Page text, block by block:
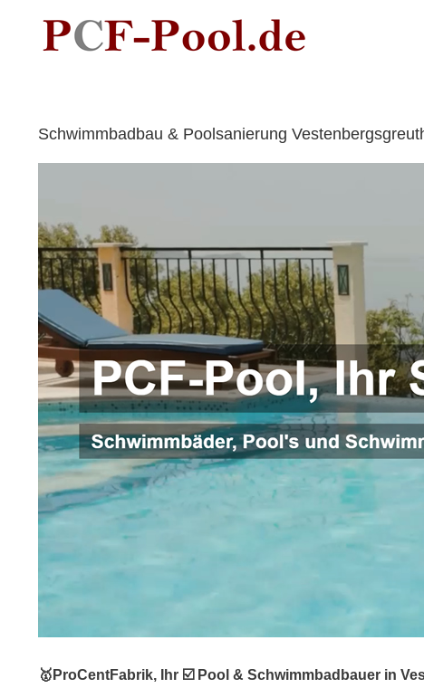
content
Schwimmbadbau & Poolsanierung
🥇ProCentFabrik, Ihr ☑️ Pool & Schwimmbadbauer in